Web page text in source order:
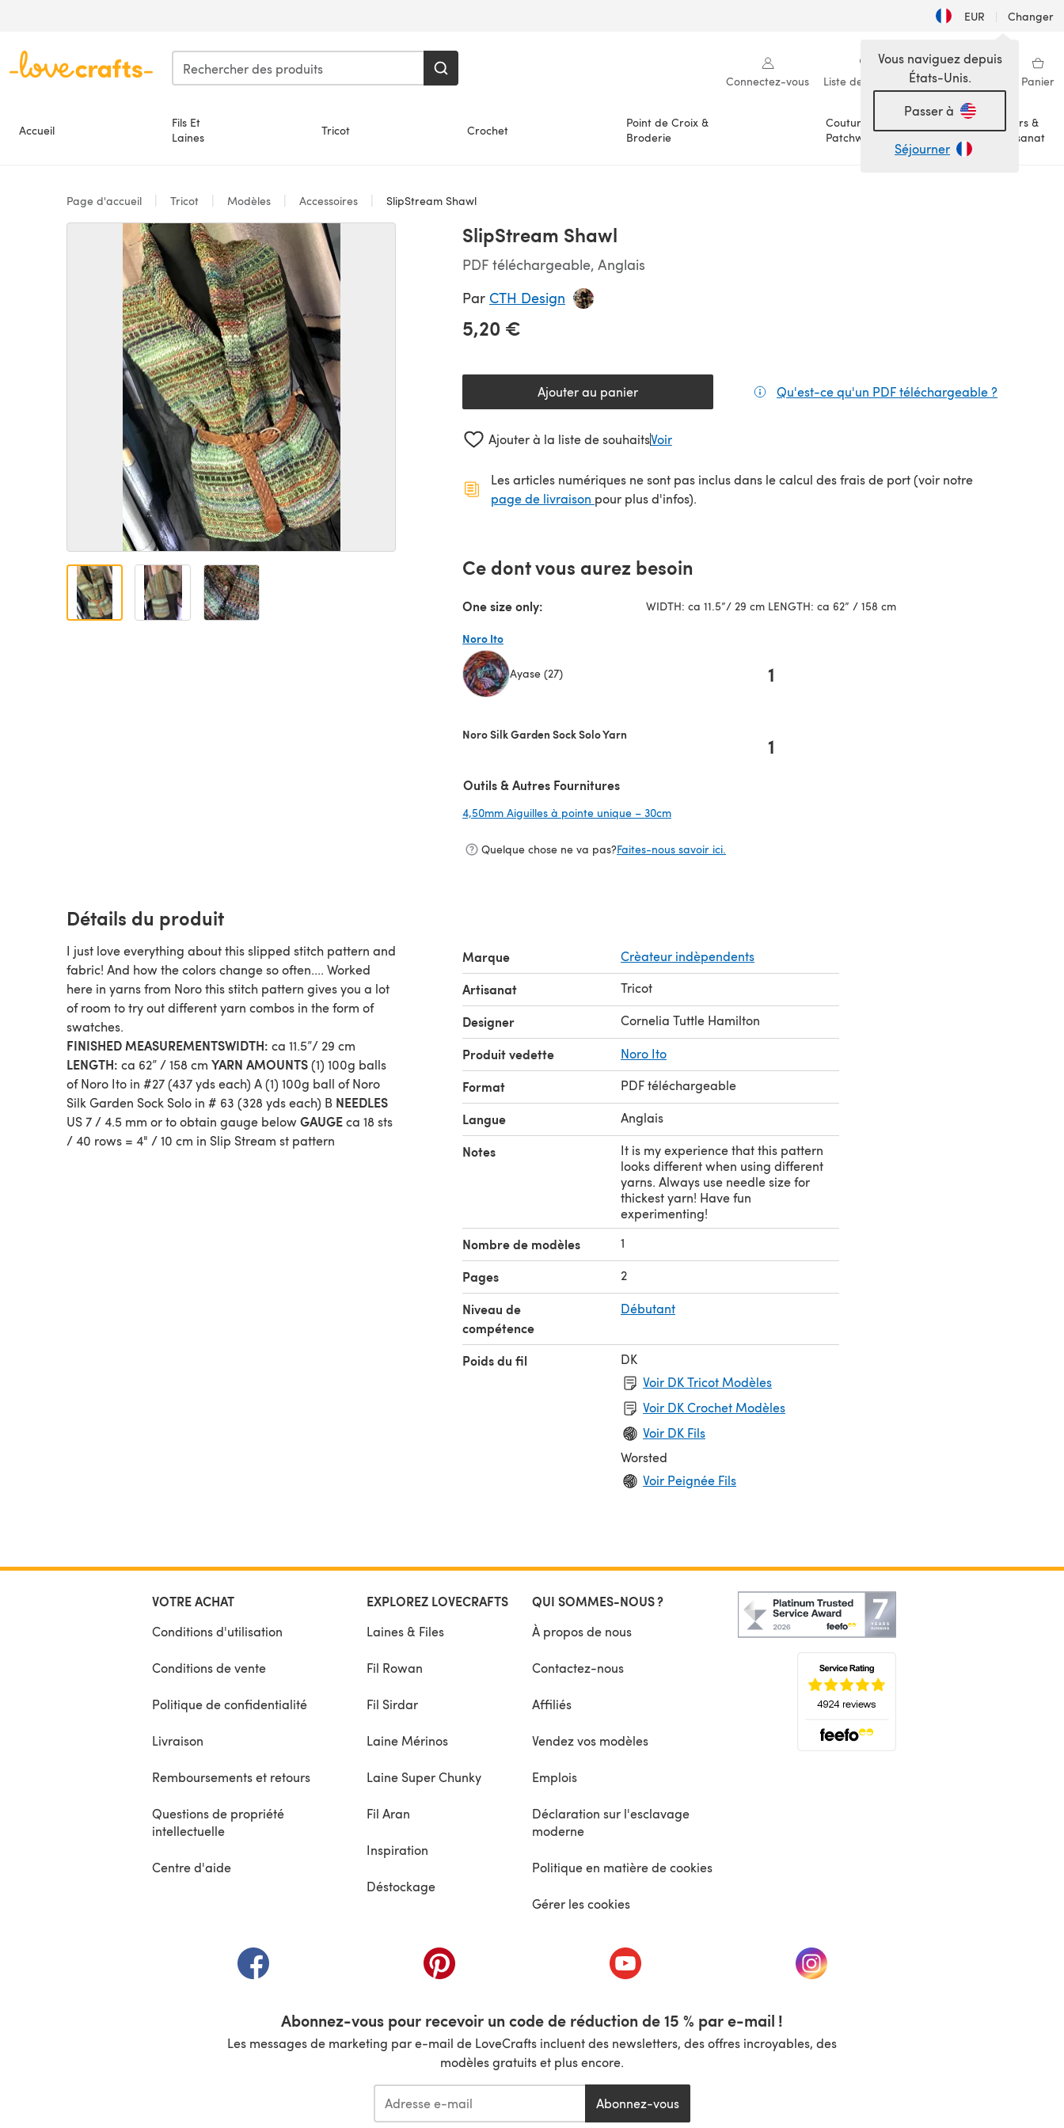
EUR | Changer
Connectez-vous Liste de souhaits Ma bibliothèque Panier
Accueil
Fils Et
Laines
Tricot Crochet
Point de Croix &
Broderie
Couture &
Patchwork
Loisirs &
Artisanat
Vous naviguez depuis
États-Unis.
Passer à
Séjourner
Page d'accueil Tricot Modèles Accessoires SlipStream Shawl
SlipStream Shawl
PDF téléchargeable, Anglais
Par CTH Design
5,20 €
Ajouter au panier Qu'est-ce qu'un PDF téléchargeable ?
Ajouter à la liste de souhaitsVoir
Les articles numériques ne sont pas inclus dans le calcul des frais de port (voir notre
page de livraison (s'ouvre dans un nouvel onglet)
pour plus d'infos).
Ce dont vous aurez besoin
One size only: WIDTH: ca 11.5”/ 29 cm LENGTH: ca 62” / 158 cm
Noro Ito
Ayase (27) 1
Noro Silk Garden Sock Solo Yarn 1
Outils & Autres Fournitures
4,50mm Aiguilles à pointe unique – 30cm
Quelque chose ne va pas?Faites-nous savoir ici.
Détails du produit
I just love everything about this slipped stitch pattern and
fabric! And how the colors change so often.... Worked
here in yarns from Noro this stitch pattern gives you a lot
of room to try out different yarn combos in the form of
swatches.
FINISHED MEASUREMENTSWIDTH: ca 11.5”/ 29 cm
LENGTH: ca 62” / 158 cm YARN AMOUNTS(1) 100g balls
of Noro Ito in #27 (437 yds each) A (1) 100g ball of Noro
Silk Garden Sock Solo in # 63 (328 yds each) B NEEDLES
US 7 / 4.5 mm or to obtain gauge belowGAUGEca 18 sts
/ 40 rows = 4" / 10 cm in Slip Stream st pattern
Marque Crèateur indèpendents
Artisanat Tricot
Designer Cornelia Tuttle Hamilton
Produit vedette Noro Ito
Format PDF téléchargeable
Langue Anglais
Notes
It is my experience that this pattern
looks different when using different
yarns. Always use needle size for
thickest yarn! Have fun
experimenting!
Nombre de modèles 1
Pages 2
Niveau de
compétence
Débutant
Poids du fil
DK
Voir DK Tricot Modèles
Voir DK Crochet Modèles
Voir DK Fils
Worsted
Voir Peignée Fils
VOTRE ACHAT
Conditions d'utilisation
Conditions de vente
Politique de confidentialité
Livraison
Remboursements et retours
Questions de propriété
intellectuelle
Centre d'aide
EXPLOREZ LOVECRAFTS
Laines & Files
Fil Rowan
Fil Sirdar
Laine Mérinos
Laine Super Chunky
Fil Aran
Inspiration
Déstockage
QUI SOMMES-NOUS ?
À propos de nous
Contactez-nous
Affiliés
Vendez vos modèles
Emplois
Déclaration sur l'esclavage
moderne
Politique en matière de cookies
Gérer les cookies
(s'ouvre dans un nouvel onglet) (s'ouvre dans un nouvel onglet) (s'ouvre dans un nouvel onglet) (s'ouvre dans un nouvel onglet)
Abonnez-vous pour recevoir un code de réduction de 15 % par e-mail !
Les messages de marketing par e-mail de LoveCrafts incluent des newsletters, des offres incroyables, des
modèles gratuits et plus encore.
Abonnez-vous